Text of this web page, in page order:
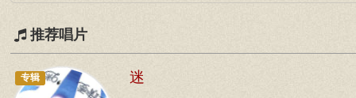
推荐唱片
专辑 迷